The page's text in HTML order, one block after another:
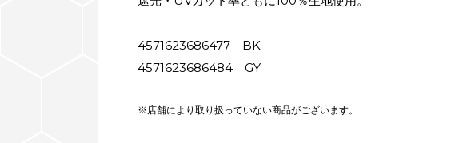
4571623686477 BK
4571623686484 GY
※店舗により取り扱っていない商品がございます。